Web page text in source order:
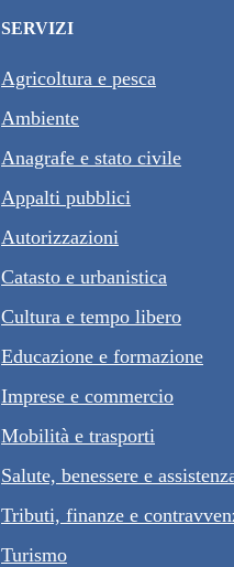
SERVIZI
Agricoltura e pesca
Ambiente
Anagrafe e stato civile
Appalti pubblici
Autorizzazioni
Catasto e urbanistica
Cultura e tempo libero
Educazione e formazione
Imprese e commercio
Mobilità e trasporti
Salute, benessere e
Tributi, finanze e
Turismo